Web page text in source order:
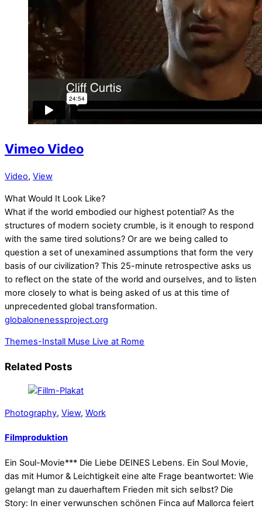
Vimeo Video
Video, View
What Would It Look Like?
What if the world embodied our highest potential? As the
structures of modern society crumble, is it enough to respond
with the same tired solutions? Or are we being called to
question a set of unexamined assumptions that form the very
basis of our civilization? This 25-minute retrospective asks us
to reflect on the state of the world and ourselves, and to listen
more closely to what is being asked of us at this time of
unprecedented global transformation.
globalonenessproject.org
Themes-Install Muse Live at Rome
Related Posts
Photography, View, Work
Filmproduktion
Ein Soul-Movie*** Die Liebe DEINES Lebens. Ein Soul Movie,
das mit Humor & Leichtigkeit eine alte Frage beantwortet: Wie
gelangt man zu dauerhaftem Frieden mit sich selbst? Die
Story: In einer verwunschen schönen Finca auf Mallorca feiert